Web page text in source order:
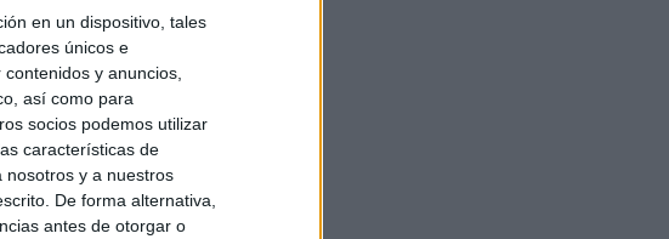
en un dispositivo, tales
únicos e
y anuncios,
así como para
socios podemos utilizar
características de
nosotros y a nuestros
De forma alternativa,
antes de otorgar o